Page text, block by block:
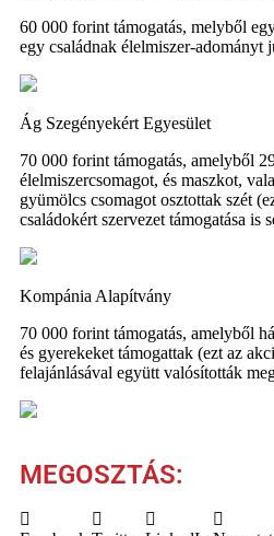
60 000 forint támogatás, melyből
egy családnak élelmiszer-adományt
Ág Szegényekért Egyesület
70 000 forint támogatás, amelyből
élelmiszercsomagot, és maszkot,
gyümölcs csomagot osztottak szét
családokért szervezet támogatása is
Kompánia Alapítvány
70 000 forint támogatás, amelyből
és gyerekeket támogattak (ezt az
felajánlásával együtt valósították
MEGOSZTÁS: